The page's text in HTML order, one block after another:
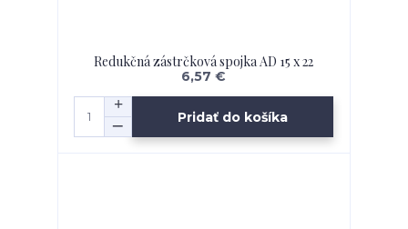
Redukčná zástrčková spojka AD 15 x 22
6,57 €
Pridať do košíka